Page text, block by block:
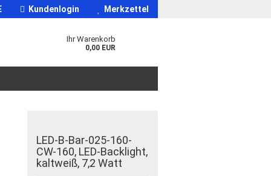
Kundenlogin Merkzettel
Ihr Warenkorb
0,00 EUR
LED-B-Bar-025-160-
CW-160, LED-Backlight,
kaltweiß, 7,2 Watt